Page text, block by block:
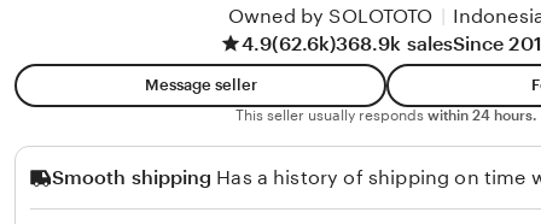
Owned by SOLOTOTO
4.9(62.6k)368.9k salesSince
Message seller
This seller usually responds within 24 hours.
Smooth shipping Has a history of shipping on time